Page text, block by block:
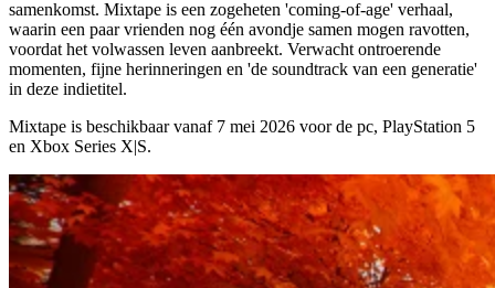
samenkomst. Mixtape is een zogeheten 'coming-of-age' verhaal,
waarin een paar vrienden nog één avondje samen mogen ravotten,
voordat het volwassen leven aanbreekt. Verwacht ontroerende
momenten, fijne herinneringen en 'de soundtrack van een generatie'
in deze indietitel.
Mixtape is beschikbaar vanaf 7 mei 2026 voor de pc, PlayStation 5
en Xbox Series X|S.